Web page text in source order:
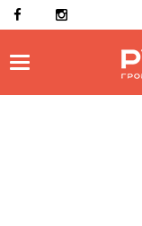
Toggle